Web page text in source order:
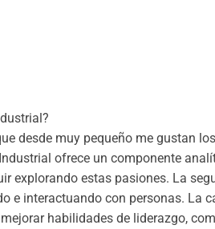
desde muy pequeño me gustan
ofrece un componente
explorando estas pasiones. La
e interactuando con personas. La
habilidades de liderazgo,